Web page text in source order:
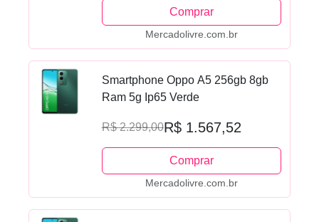
Comprar
Mercadolivre.com.br
Smartphone Oppo A5 256gb 8gb
Ram 5g Ip65 Verde
R$ 2.299,00R$ 1.567,52
Comprar
Mercadolivre.com.br